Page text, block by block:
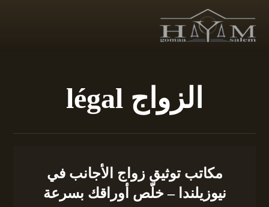
الزواج légal
مكاتب توثيق زواج الأجانب في
نيوزيلندا – خلّص أوراقك بسرعة